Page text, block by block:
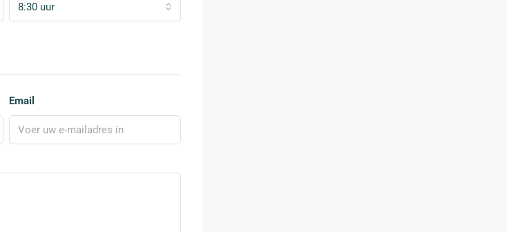
8:30 uur
Email